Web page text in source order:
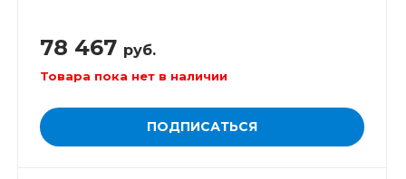
78 467 руб.
Товара пока нет в наличии
ПОДПИСАТЬСЯ